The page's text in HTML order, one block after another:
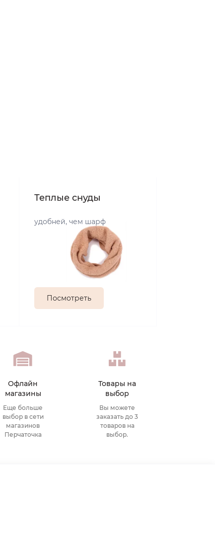
Теплые снуды
удобней, чем шарф
Посмотреть
Офлайн
магазины
Еще больше
выбор в сети
магазинов
Перчаточка
Товары на
выбор
Вы можете
заказать до 3
товаров на
выбор.